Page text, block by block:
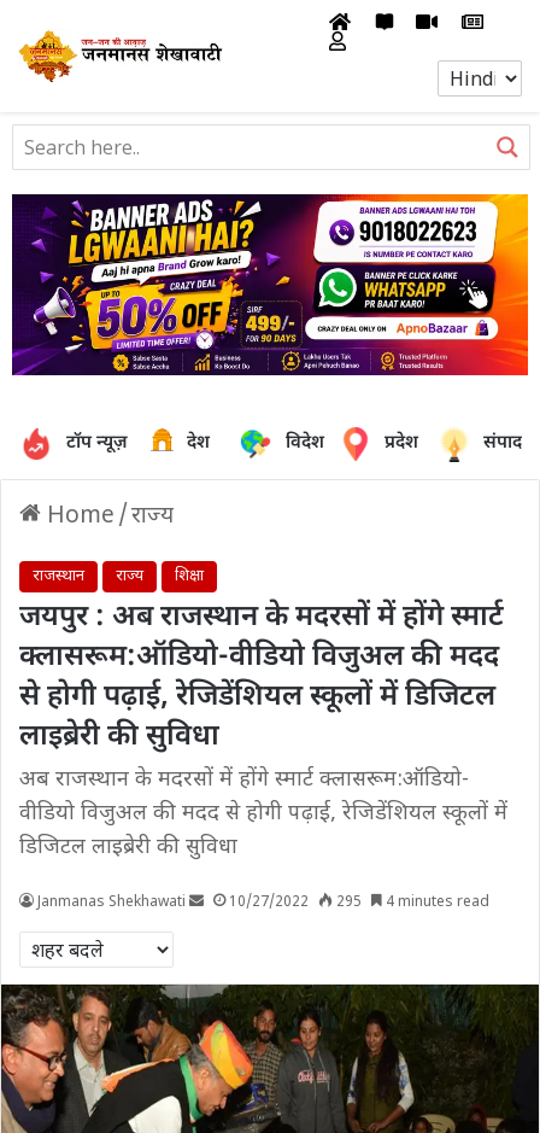
टॉप न्यूज़ देश विदेश प्रदेश
Home /राज्य
राजस्थान राज्य शिक्षा
जयपुर : अब राजस्थान के मदरसों में होंगे स्मार्ट
क्लासरूम:ऑडियो-वीडियो विजुअल की मदद
से होगी पढ़ाई, रेजिडेंशियल स्कूलों में डिजिटल
लाइब्रेरी की सुविधा
अब राजस्थान के मदरसों में होंगे स्मार्ट क्लासरूम:ऑडियो-
वीडियो विजुअल की मदद से होगी पढ़ाई, रेजिडेंशियल स्कूलों में
डिजिटल लाइब्रेरी की सुविधा
Janmanas Shekhawati 10/27/2022 295 4 minutes read